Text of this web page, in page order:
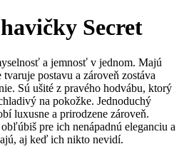
Secret
a jemnosť v jednom. Majú
postavu a zároveň zostáva
Sú ušité z pravého hodvábu, ktorý
na pokožke. Jednoduchý
luxusne a prirodzene zároveň.
pre ich nenápadnú eleganciu a
aj keď ich nikto nevidí.